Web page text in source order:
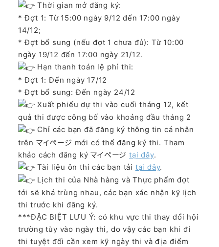
Thời gian mở đăng ký:
* Đợt 1: Từ 15:00 ngày 9/12 đến 17:00 ngày
14/12;
* Đợt bổ sung (nếu đợt 1 chưa đủ): Từ 10:00
ngày 19/12 đến 17:00 ngày 21/12.
Hạn thanh toán lệ phí thi:
* Đợt 1: Đến ngày 17/12
* Đợt bổ sung: Đến ngày 24/12
Xuất phiếu dự thi vào cuối tháng 12, kết
quả thi được công bố vào khoảng đầu tháng 2
Chỉ các bạn đã đăng ký thông tin cá nhân
trên マイページ mới có thể đăng ký thi. Tham
khảo cách đăng ký マイページ tại đây.
Tài liệu ôn thi các bạn tải tại đây.
Lịch thi của Nhà hàng và Thực phẩm đợt
tới sẽ khá trùng nhau, các bạn xác nhận kỹ lịch
thi trước khi đăng ký.
***ĐẶC BIỆT LƯU Ý: có khu vực thi thay đổi hội
trường tùy vào ngày thi, do vậy các bạn khi đi
thi tuyệt đối cần xem kỹ ngày thi và địa điểm